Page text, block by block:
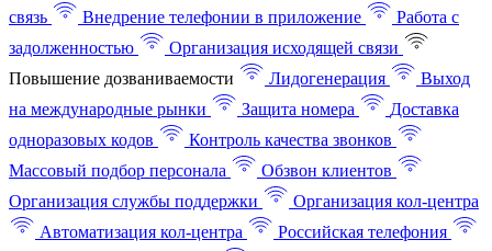
связь
Внедрение телефонии в приложение
Работа с
задолженностью
Организация исходящей связи
Повышение дозваниваемости
Лидогенерация
Выход
на международные рынки
Защита номера
Доставка
одноразовых кодов
Контроль качества звонков
Массовый подбор персонала
Обзвон клиентов
Организация службы поддержки
Организация кол-центра
Автоматизация кол-центра
Российская телефония